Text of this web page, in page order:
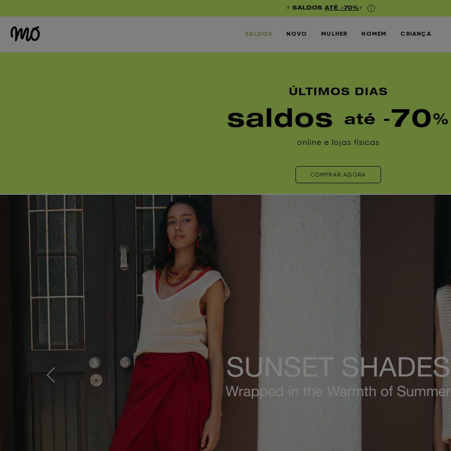
⚡ SALDOSATÉ -70%⚡
SALDOS NOVO MULHER HOMEM CRIANÇA
ÚLTIMOS DIAS
saldos até -70%
online e lojas físicas
COMPRAR AGORA
Previous